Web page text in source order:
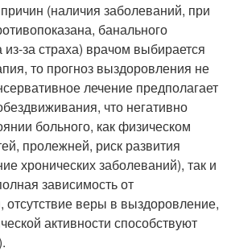
(наличия заболеваний, при
банального
из-за страха) врачом выбирается
то прогноз выздоровления не
лечение предполагает
что негативно
больного, как физическом
пролежней, риск развития
хронических заболеваний), так и
зависимость от
веры в выздоровление,
активности способствуют